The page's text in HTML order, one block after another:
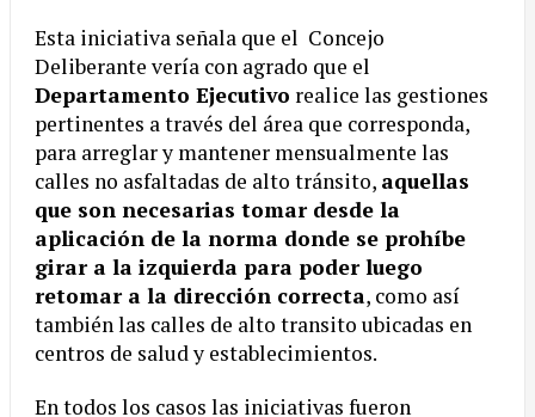
Esta iniciativa señala que el Concejo
Deliberante vería con agrado que el
Departamento Ejecutivo realice las gestiones
pertinentes a través del área que corresponda,
para arreglar y mantener mensualmente las
calles no asfaltadas de alto tránsito, aquellas
que son necesarias tomar desde la
aplicación de la norma donde se prohíbe
girar a la izquierda para poder luego
retomar a la dirección correcta, como así
también las calles de alto transito ubicadas en
centros de salud y establecimientos.
En todos los casos las iniciativas fueron